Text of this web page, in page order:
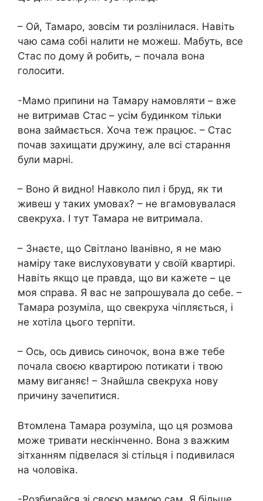
– Ой, Тамаро, зовсім ти розлінилася. Навіть
чаю сама собі налити не можеш. Мабуть, все
Стас по дому й робить, – почала вона
голосити.
-Мамо припини на Тамару намовляти – вже
не витримав Стас – усім будинком тільки
вона займається. Хоча теж працює. – Стас
почав захищати дружину, але всі старання
були марні.
– Воно й видно! Навколо пил і бруд, як ти
живеш у таких умовах? – не вгамовувалася
свекруха. І тут Тамара не витримала.
– Знаєте, що Світлано Іванівно, я не маю
наміру таке вислуховувати у своїй квартирі.
Навіть якщо це правда, що ви кажете – це
моя справа. Я вас не запрошувала до себе. –
Тамара розуміла, що свекруха чіпляється, і
не хотіла цього терпіти.
– Ось, ось дивись синочок, вона вже тебе
почала своєю квартирою потикати і твою
маму виганяє! – Знайшла свекруха нову
причину зачепитися.
Втомлена Тамара розуміла, що ця розмова
може тривати нескінченно. Вона з важким
зітханням підвелася зі стільця і ​​подивилася
на чоловіка.